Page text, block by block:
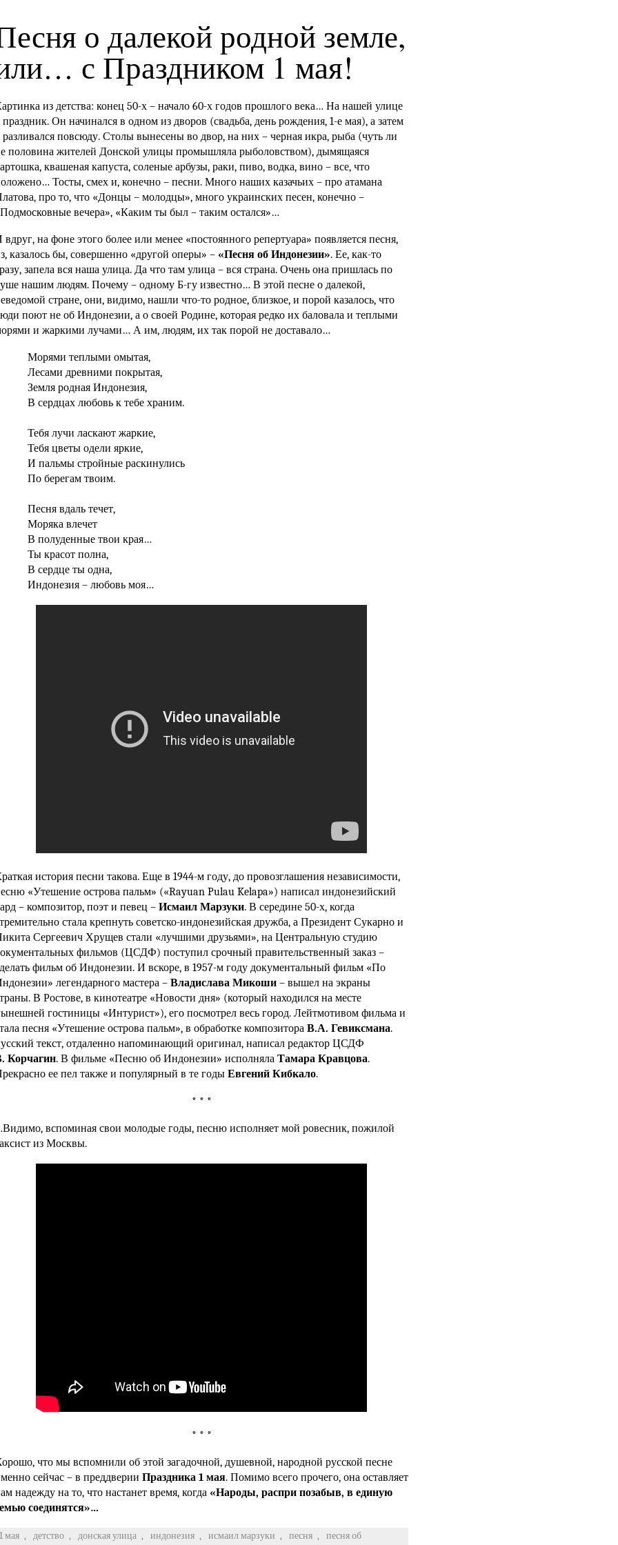
о далекой родной земле,
с Праздником 1 мая!
из детства: конец 50-х – начало 60-х годов прошлого века… На нашей улице
праздник. Он начинался в одном из дворов (свадьба, день рождения, 1-е мая), а затем
разливался повсюду. Столы вынесены во двор, на них – черная икра, рыба (чуть ли
половина жителей Донской улицы промышляла рыболовством), дымящаяся
квашеная капуста, соленые арбузы, раки, пиво, водка, вино – все, что
Тосты, смех и, конечно – песни. Много наших казачьих – про атамана
про то, что «Донцы – молодцы», много украинских песен, конечно –
вечера», «Каким ты был – таким остался»…
вдруг, на фоне этого более или менее «постоянного репертуара» появляется песня,
казалось бы, совершенно «другой оперы» – «Песня об Индонезии». Ее, как-то
запела вся наша улица. Да что там улица – вся страна. Очень она пришлась по
нашим людям. Почему – одному Б-гу известно… В этой песне о далекой,
стране, они, видимо, нашли что-то родное, близкое, и порой казалось, что
поют не об Индонезии, а о своей Родине, которая редко их баловала и теплыми
и жаркими лучами… А им, людям, их так порой не доставало…
Морями теплыми омытая,
Лесами древними покрытая,
Земля родная Индонезия,
В сердцах любовь к тебе храним.
Тебя лучи ласкают жаркие,
Тебя цветы одели яркие,
И пальмы стройные раскинулись
По берегам твоим.
Песня вдаль течет,
Моряка влечет
В полуденные твои края…
Ты красот полна,
В сердце ты одна,
Индонезия – любовь моя…
история песни такова. Еще в 1944-м году, до провозглашения независимости,
«Утешение острова пальм» («Rayuan Pulau Kelapa») написал индонезийский
– композитор, поэт и певец – Исмаил Марзуки. В середине 50-х, когда
стала крепнуть советско-индонезийская дружба, а Президент Сукарно и
Сергеевич Хрущев стали «лучшими друзьями», на Центральную студию
фильмов (ЦСДФ) поступил срочный правительственный заказ –
фильм об Индонезии. И вскоре, в 1957-м году документальный фильм «По
легендарного мастера – Владислава Микоши – вышел на экраны
В Ростове, в кинотеатре «Новости дня» (который находился на месте
гостиницы «Интурист»), его посмотрел весь город. Лейтмотивом фильма и
песня «Утешение острова пальм», в обработке композитора В.А. Гевиксмана.
текст, отдаленно напоминающий оригинал, написал редактор ЦСДФ
Корчагин. В фильме «Песню об Индонезии» исполняла Тамара Кравцова.
ее пел также и популярный в те годы Евгений Кибкало.
* * *
вспоминая свои молодые годы, песню исполняет мой ровесник, пожилой
из Москвы.
* * *
что мы вспомнили об этой загадочной, душевной, народной русской песне
сейчас – в преддверии Праздника 1 мая. Помимо всего прочего, она оставляет
надежду на то, что настанет время, когда «Народы, распри позабыв, в единую
соединятся»…
1 мая , детство , донская улица , индонезия , исмаил марзуки , песня , песня об